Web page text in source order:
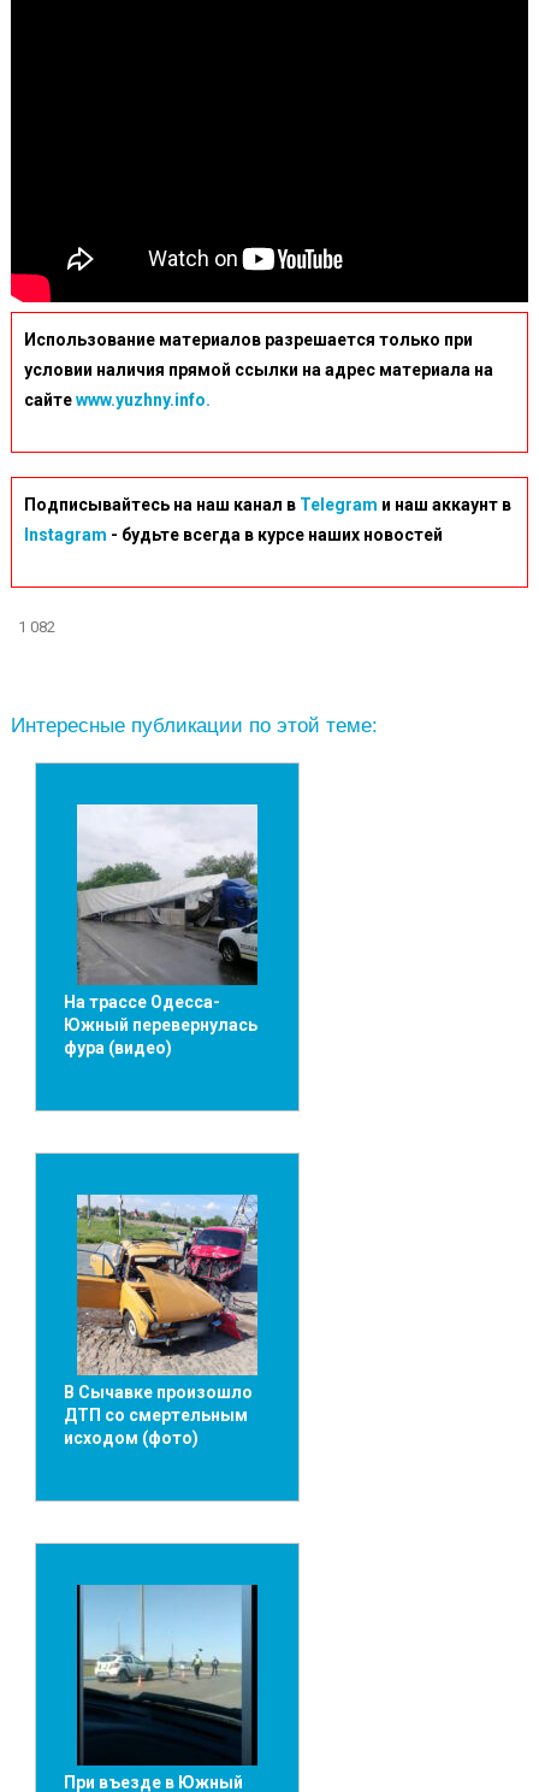
Использование материалов разрешается только при
условии наличия прямой ссылки на адрес материала на
сайтеwww.yuzhny.info.
Подписывайтесь на наш канал в Telegram и наш аккаунт в
Instagram - будьте всегда в курсе наших новостей
1 082
Интересные публикации по этой теме:
На трассе Одесса-
Южный перевернулась
фура (видео)
В Сычавке произошло
ДТП со смертельным
исходом (фото)
При въезде в Южный